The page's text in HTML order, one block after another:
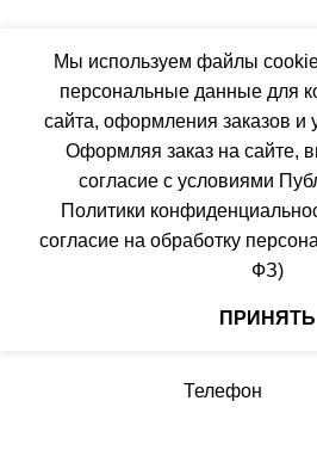
Мы используем файлы
персональные данные для
сайта, оформления заказов и
Оформляя заказ на сайте,
согласие с условиями
Политики
согласие на обработку
ФЗ)
ПРИНЯТЬ
MAX
Каталог
Телефон